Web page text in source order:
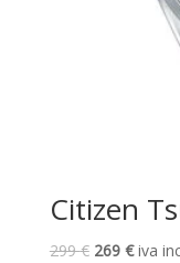
Citizen
299€ El
269 €Eliva